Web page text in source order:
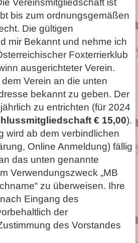
bis zum ordnungsgemäßen
Die gültigen
mir Bekannt und nehme ich
Foxterrierklub
ausgerichteter Verein.
Verein an die unten
bekannt zu geben. Der
zu entrichten (für 2024
€ 15,00).
wird ab dem verbindlichen
Online Anmeldung) fällig
das unten genannte
Verwendungszweck „MB
zu überweisen. Ihre
Eingang des
der
des Vorstandes